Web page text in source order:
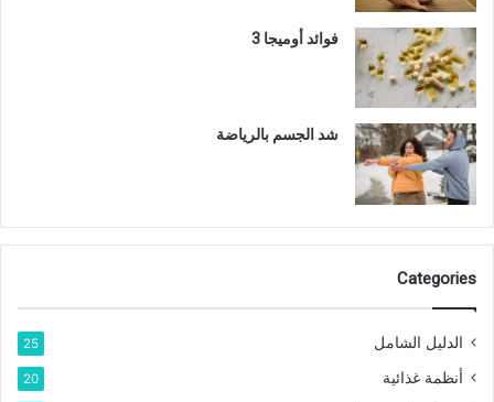
فوائد أوميجا 3
شد الجسم بالرياضة
Categories
الدليل الشامل 25
أنظمة غذائية 20